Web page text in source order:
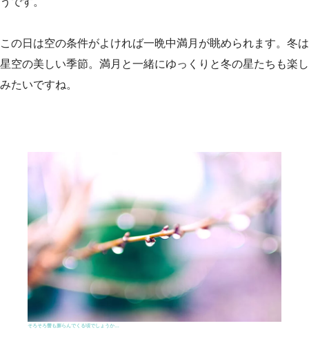
この日は空の条件がよければ一晩中満月が眺められます。冬は
星空の美しい季節。満月と一緒にゆっくりと冬の星たちも楽し
みたいですね。
そろそろ蕾も膨らんでくる頃でしょうか…